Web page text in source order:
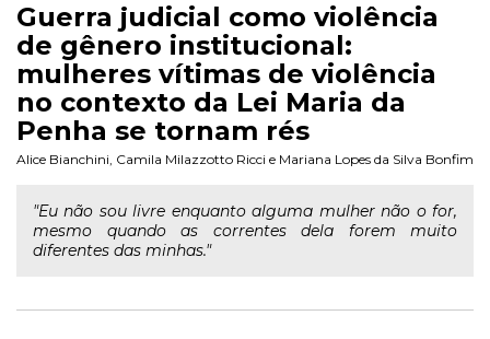
Guerra judicial como violência
de gênero institucional:
mulheres vítimas de violência
no contexto da Lei Maria da
Penha se tornam rés
Alice Bianchini, Camila Milazzotto Ricci e Mariana Lopes da Silva Bonfim
"Eu não sou livre enquanto alguma mulher não o for,
mesmo quando as correntes dela forem muito
diferentes das minhas."